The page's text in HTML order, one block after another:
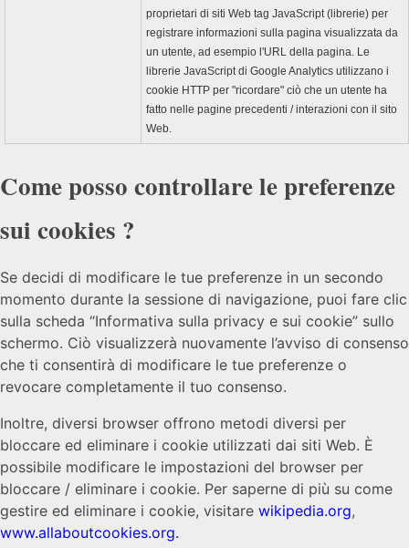
proprietari di siti Web tag JavaScript (librerie) per
registrare informazioni sulla pagina visualizzata da
un utente, ad esempio l'URL della pagina. Le
librerie JavaScript di Google Analytics utilizzano i
cookie HTTP per "ricordare" ciò che un utente ha
fatto nelle pagine precedenti / interazioni con il sito
Web.
Come posso controllare le preferenze
sui cookies ?
Se decidi di modificare le tue preferenze in un secondo
momento durante la sessione di navigazione, puoi fare clic
sulla scheda “Informativa sulla privacy e sui cookie” sullo
schermo. Ciò visualizzerà nuovamente l’avviso di consenso
che ti consentirà di modificare le tue preferenze o
revocare completamente il tuo consenso.
Inoltre, diversi browser offrono metodi diversi per
bloccare ed eliminare i cookie utilizzati dai siti Web. È
possibile modificare le impostazioni del browser per
bloccare / eliminare i cookie. Per saperne di più su come
gestire ed eliminare i cookie, visitare wikipedia.org,
www.allaboutcookies.org.